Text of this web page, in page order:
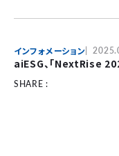
インフォメーション
aiESG、「NextRise
SHARE :